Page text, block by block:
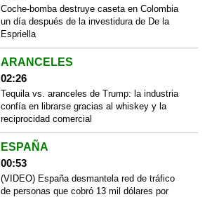
Coche-bomba destruye caseta en Colombia
un día después de la investidura de De la
Espriella
ARANCELES
02:26
Tequila vs. aranceles de Trump: la industria
confía en librarse gracias al whiskey y la
reciprocidad comercial
ESPAÑA
00:53
(VIDEO) España desmantela red de tráfico
de personas que cobró 13 mil dólares por